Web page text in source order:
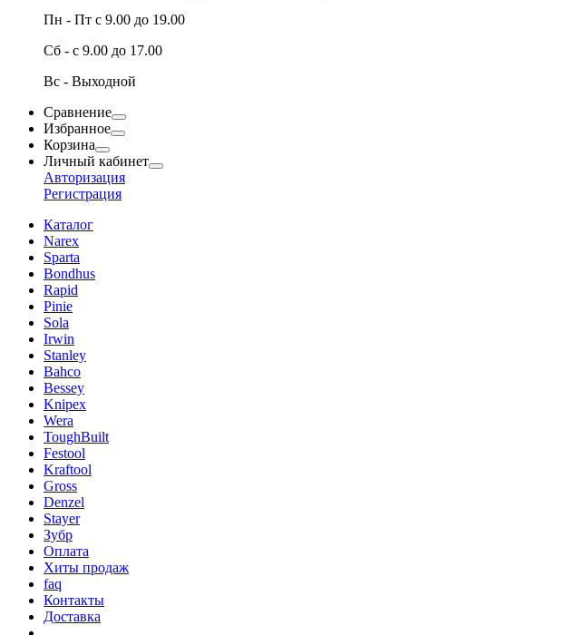
Пн - Пт с 9.00 до 19.00
Сб - с 9.00 до 17.00
Вс - Выходной
Сравнение
Избранное
Корзина
Личный кабинет
Авторизация
Регистрация
Каталог
Narex
Sparta
Bondhus
Rapid
Pinie
Sola
Irwin
Stanley
Bahco
Bessey
Knipex
Wera
ToughBuilt
Festool
Kraftool
Gross
Denzel
Stayer
Зубр
Оплата
Хиты продаж
faq
Контакты
Доставка